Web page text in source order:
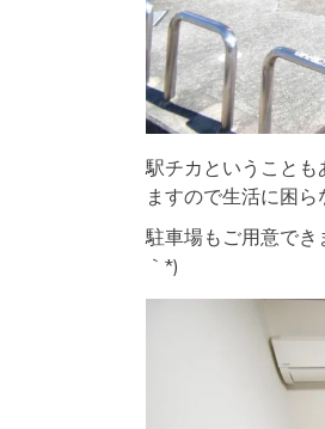
駅チカということも
ますので生活に困ら
駐車場もご用意で
｀*)